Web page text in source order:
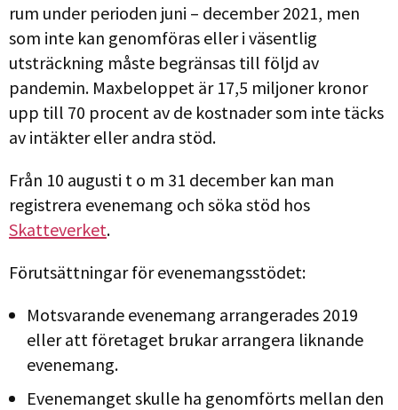
rum under perioden juni – december 2021, men
som inte kan genomföras eller i väsentlig
utsträckning måste begränsas till följd av
pandemin. Maxbeloppet är 17,5 miljoner kronor
upp till 70 procent av de kostnader som inte täcks
av intäkter eller andra stöd.
Från 10 augusti t o m 31 december kan man
registrera evenemang och söka stöd hos
Skatteverket.
Förutsättningar för evenemangsstödet:
Motsvarande evenemang arrangerades 2019
eller att företaget brukar arrangera liknande
evenemang.
Evenemanget skulle ha genomförts mellan den